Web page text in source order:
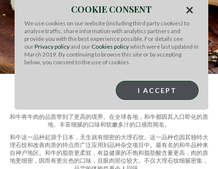
和牛
和牛将牛肉的品质带到了更高的境界。在全球各地，和牛都因其入口即化的质
地、丰富细腻的口味和软嫩多汁的口感而闻名。
和牛这一品种起源于日本，天生就有细密的大理石纹。这一品种也因其独特大
理石纹和改善肉质的特点而广泛应用到品种杂交项目中。最有名的和牛品种来
自神户地区。和牛的脂肪更柔软，有益健康的不饱和脂肪酸含量更高，肉的质
地更细密，因而有更出色的口味，且眼肉部位较大。不仅大理石纹细腻密集，
COOKIE CONSENT ×
We use cookies on our website (including third party cookies) to
analyse traffic, share information with analytics partners and
provide you with the best experience possible. For details see
ourPrivacy policyand our Cookies policywhich were last updated in
March 2019. By continuing to browse this site or by accepting
below, you consent to the use of cookies.
I ACCEPT